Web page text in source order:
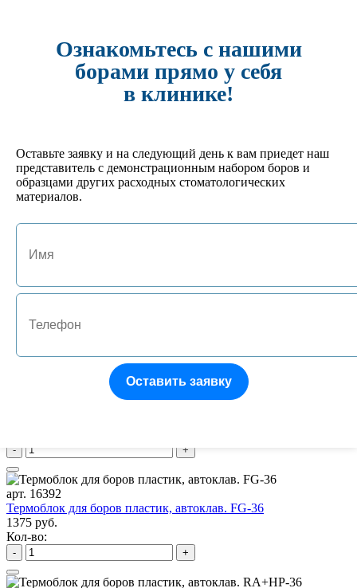
арт. JA-01127-GL
№4 Подставка под боры FG/RA на 24 инструмента
арт. JA-01125-HM
№1 Подставка под боры FG/RA на 10 инструментов
Кол-во:
арт. JA-01132-P
496 руб.
Кол-во:
- +
арт. 16392
Термоблок для боров пластик, автоклав. FG-36
1375 руб.
Кол-во:
- +
Ознакомьтесь с нашими
борами прямо у себя
в клинике!
Оставьте заявку и на следующий день к вам приедет наш
представитель с демонстрационным набором боров и
образцами других расходных стоматологических
материалов.
Оставить заявку